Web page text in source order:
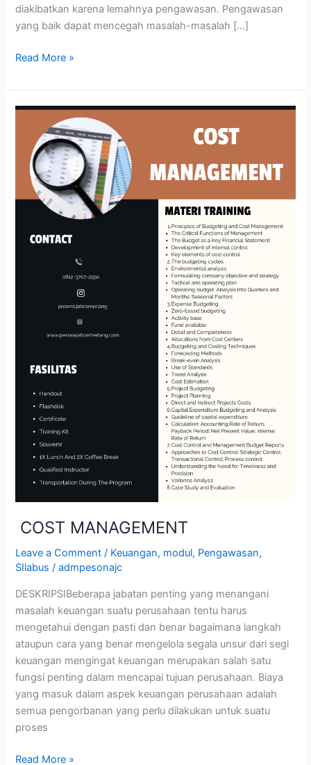
diakibatkan karena lemahnya pengawasan. Pengawasan
yang baik dapat mencegah masalah-masalah […]
Read More »
COST MANAGEMENT
Leave a Comment / Keuangan, modul, Pengawasan,
SIlabus /admpesonajc
DESKRIPSIBeberapa jabatan penting yang menangani
masalah keuangan suatu perusahaan tentu harus
mengetahui dengan pasti dan benar bagaimana langkah
ataupun cara yang benar mengelola segala unsur dari segi
keuangan mengingat keuangan merupakan salah satu
fungsi penting dalam mencapai tujuan perusahaan. Biaya
yang masuk dalam aspek keuangan perusahaan adalah
semua pengorbanan yang perlu dilakukan untuk suatu
proses
COST
MANAGEMENT
Read More »